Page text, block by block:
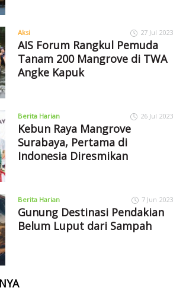
Aksi 27 Jul 2023
AIS Forum Rangkul Pemuda
Tanam 200 Mangrove di TWA
Angke Kapuk
Berita Harian 26 Jul 2023
Kebun Raya Mangrove
Surabaya, Pertama di
Indonesia Diresmikan
Berita Harian 7 Jun 2023
Gunung Destinasi Pendakian
Belum Luput dari Sampah